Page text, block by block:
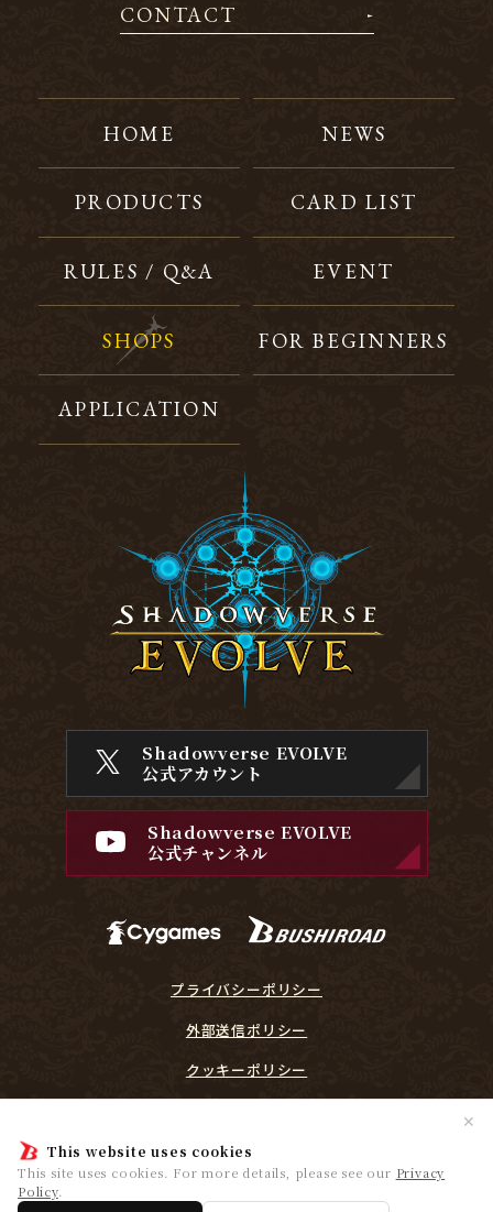
This website uses cookies
This site uses cookies. For more details, please see our Privacy
Policy.
✕
CONTACT
HOME NEWS
PRODUCTS CARD LIST
RULES / Q&A EVENT
SHOPS FOR BEGINNERS
APPLICATION
Shadowverse EVOLVE
公式アカウント
Shadowverse EVOLVE
公式チャンネル
プライバシーポリシー
外部送信ポリシー
クッキーポリシー
プレイヤーリスペクト宣言
© Cygames, Inc. ©Bushiroad